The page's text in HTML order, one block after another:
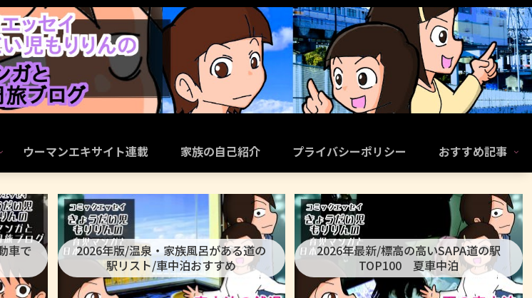
ウーマンエキサイト連載 家族の自己紹介 プライバシーポリシー おすすめ記事
車で
2026年版/温泉・家族風呂がある道の
駅リスト/車中泊おすすめ
2026年最新/標高の高いSAPA道の駅
TOP100 夏車中泊